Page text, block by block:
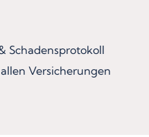
Schadensprotokoll
Versicherungen